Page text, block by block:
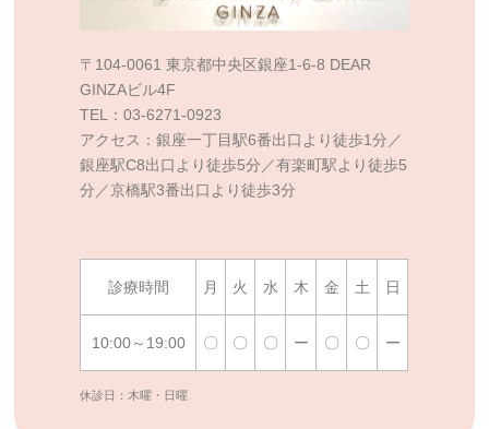
〒104-0061 東京都中央区銀座1-6-8 DEAR
GINZAビル4F
TEL：03-6271-0923
アクセス：銀座一丁目駅6番出口より徒歩1分／
銀座駅C8出口より徒歩5分／有楽町駅より徒歩5
分／京橋駅3番出口より徒歩3分
診療時間 月 火 水 木 金 土 日
10:00～19:00 〇 〇 〇 ー 〇 〇 ー
休診日：木曜・日曜